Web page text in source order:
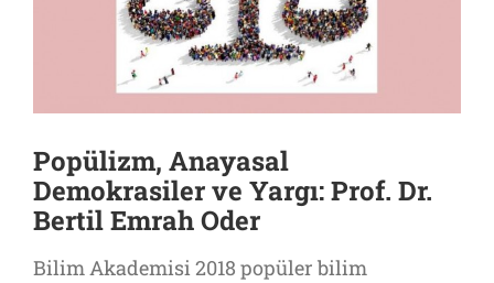
Popülizm, Anayasal
Demokrasiler ve Yargı: Prof. Dr.
Bertil Emrah Oder
Bilim Akademisi 2018 popüler bilim